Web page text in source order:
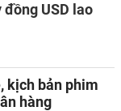
USD lao
kịch bản phim
hàng